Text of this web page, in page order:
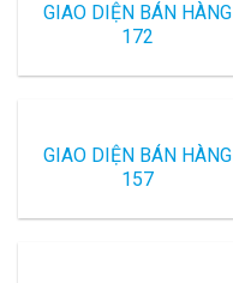
GIAO DIỆN BÁN HÀNG
172
GIAO DIỆN BÁN HÀNG
157